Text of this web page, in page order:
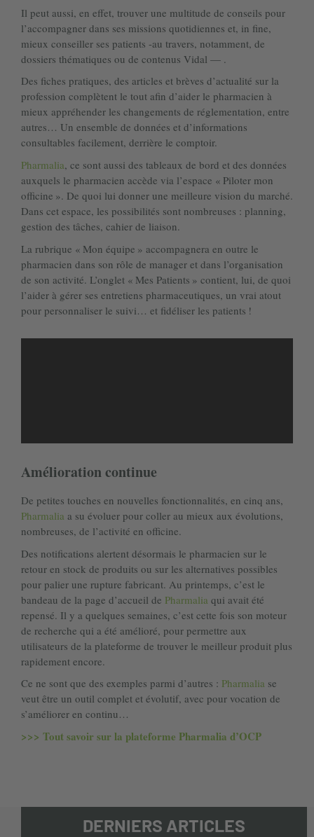
Il peut aussi, en effet, trouver une multitude de conseils pour
l’accompagner dans ses missions quotidiennes et, in fine,
mieux conseiller ses patients -au travers, notamment, de
dossiers thématiques ou de contenus Vidal — .
Des fiches pratiques, des articles et brèves d’actualité sur la
profession complètent le tout afin d’aider le pharmacien à
mieux appréhender les changements de réglementation, entre
autres… Un ensemble de données et d’informations
consultables facilement, derrière le comptoir.
Pharmalia, ce sont aussi des tableaux de bord et des données
auxquels le pharmacien accède via l’espace « Piloter mon
officine ». De quoi lui donner une meilleure vision du marché.
Dans cet espace, les possibilités sont nombreuses : planning,
gestion des tâches, cahier de liaison.
La rubrique « Mon équipe » accompagnera en outre le
pharmacien dans son rôle de manager et dans l’organisation
de son activité. L’onglet « Mes Patients » contient, lui, de quoi
l’aider à gérer ses entretiens pharmaceutiques, un vrai atout
pour personnaliser le suivi… et fidéliser les patients !
Amélioration continue
De petites touches en nouvelles fonctionnalités, en cinq ans,
Pharmalia a su évoluer pour coller au mieux aux évolutions,
nombreuses, de l’activité en officine.
Des notifications alertent désormais le pharmacien sur le
retour en stock de produits ou sur les alternatives possibles
pour palier une rupture fabricant. Au printemps, c’est le
bandeau de la page d’accueil de Pharmalia qui avait été
repensé. Il y a quelques semaines, c’est cette fois son moteur
de recherche qui a été amélioré, pour permettre aux
utilisateurs de la plateforme de trouver le meilleur produit plus
rapidement encore.
Ce ne sont que des exemples parmi d’autres : Pharmalia se
veut être un outil complet et évolutif, avec pour vocation de
s’améliorer en continu…
>>> Tout savoir sur la plateforme Pharmalia d’OCP
DERNIERS ARTICLES